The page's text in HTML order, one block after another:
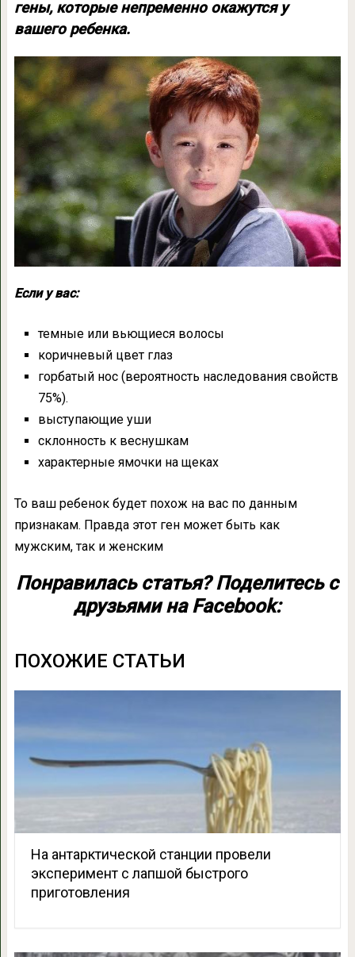
гены, которые непременно окажутся у
вашего ребенка.
Если у вас:
темные или вьющиеся волосы
коричневый цвет глаз
горбатый нос (вероятность наследования свойств
75%).
выступающие уши
склонность к веснушкам
характерные ямочки на щеках
То ваш ребенок будет похож на вас по данным
признакам. Правда этот ген может быть как
мужским, так и женским
Понравилась статья? Поделитесь с
друзьями на Facebook:
ПОХОЖИЕ СТАТЬИ
На антарктической станции провели
эксперимент с лапшой быстрого
приготовления